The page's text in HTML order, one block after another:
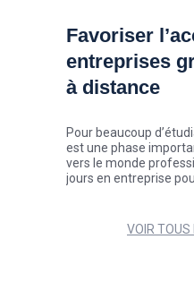
Favoriser
entreprises
à distance
Pour beaucoup
est une phase
vers le monde
jours en entreprise
(Marque et
360° et International
VOIR TOUS